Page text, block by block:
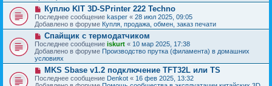
е
б
щ
е
н
и
е
е
о
о
б
щ
е
н
и
е
Н
о
в
о
е
с
о
о
б
щ
е
Куплю KIT 3D-SPrinter 222 Techno
Последнее сообщение kasper « 28 июл 2025, 09:05
Добавлено в форуме Купля, продажа, обмен, заказ печати
Н
о
в
о
е
о
о
Спайщик с термодатчиком
Последнее сообщение iskurt « 10 мар 2025, 17:38
Добавлено в форуме Производство прутка (филамента) в домашних
условиях
Н
о
в
MKS Sbase v1.2 подключение TFT32L или TS
Последнее сообщение Denkot « 16 фев 2025, 13:32